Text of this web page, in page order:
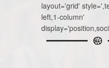
layout='grid'
left,1-column'